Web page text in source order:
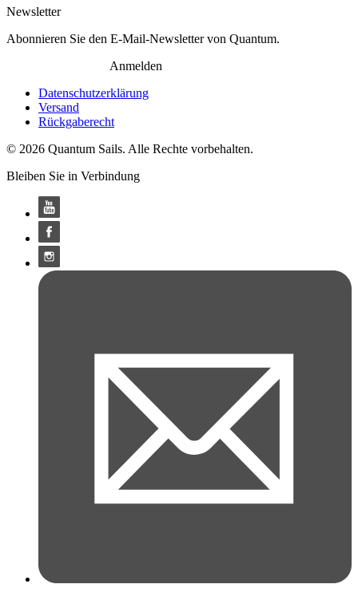
Newsletter
Abonnieren Sie den E-Mail-Newsletter von Quantum.
Anmelden
Datenschutzerklärung
Versand
Rückgaberecht
© 2026 Quantum Sails. Alle Rechte vorbehalten.
Bleiben Sie in Verbindung